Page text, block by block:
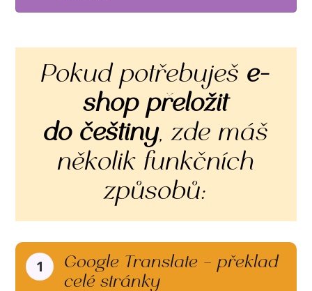
Pokud potřebuješ e-
shop přeložit
do češtiny, zde máš
několik funkčních
způsobů:
1
Google Translate – překlad
celé stránky